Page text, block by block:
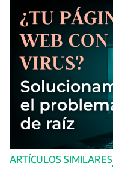
ARTÍCULOS SIMILARES